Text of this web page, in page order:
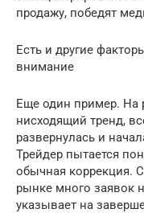
продажу, победят
Есть и другие
внимание
Еще один пример. На
нисходящий тренд,
развернулась и
Трейдер пытается
обычная коррекция.
рынке много заявок
указывает на